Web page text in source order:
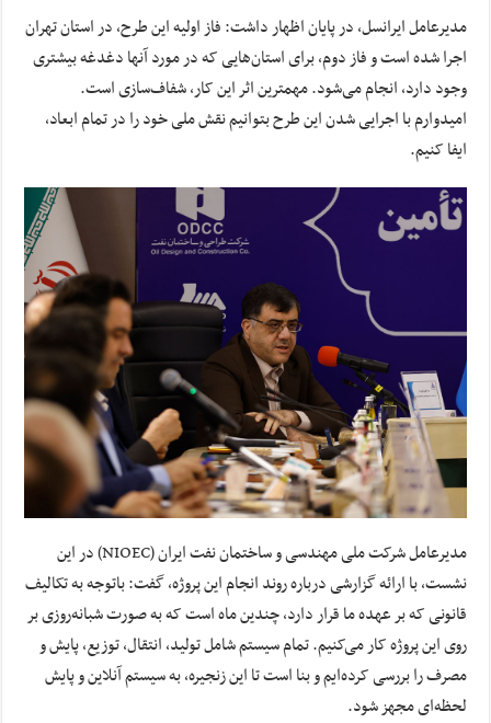
مدیرعامل ایرانسل، در پایان اظهار داشت: فاز اولیه این طرح، در استان تهران
اجرا شده است و فاز دوم، برای استان‌هایی که در مورد آنها دغدغه بیشتری
وجود دارد، انجام می‌شود. مهمترین اثر این کار، شفاف‌سازی است.
امیدوارم با اجرایی شدن این طرح بتوانیم نقش ملی خود را در تمام ابعاد،
ایفا کنیم.
مدیرعامل شرکت ملی مهندسی و ساختمان نفت ایران (NIOEC) در این
نشست، با ارائه گزارشی درباره روند انجام این پروژه، گفت: باتوجه به تکالیف
قانونی که بر عهده‌ ما قرار دارد، چندین ماه است که به صورت شبانه‌روزی بر
روی این پروژه کار می‌کنیم. تمام سیستم شامل تولید، انتقال، توزیع، پایش و
مصرف را بررسی کرده‌ایم و بنا است تا این زنجیره، به سیستم آنلاین و پایش
لحظه‌ای مجهز شود.